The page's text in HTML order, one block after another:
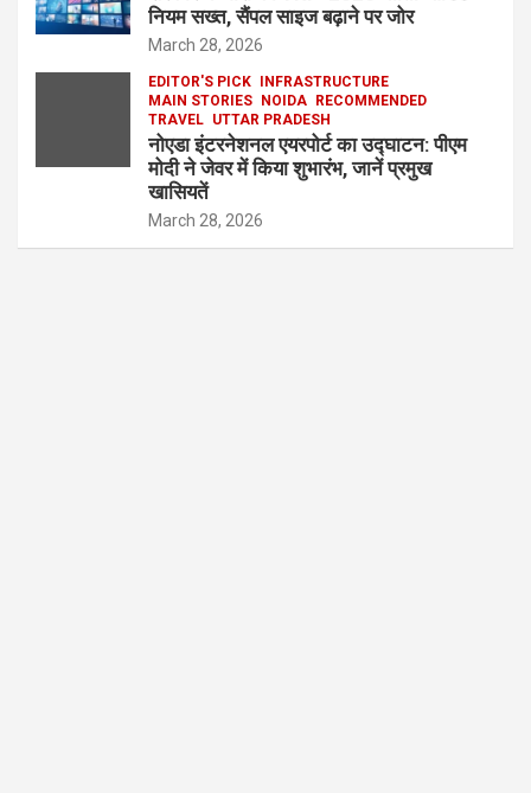
नियम सख्त, सैंपल साइज बढ़ाने पर जोर
March 28, 2026
EDITOR'S PICK INFRASTRUCTURE
MAIN STORIES NOIDA RECOMMENDED
TRAVEL UTTAR PRADESH
नोएडा इंटरनेशनल एयरपोर्ट का उद्घाटन: पीएम
मोदी ने जेवर में किया शुभारंभ, जानें प्रमुख
खासियतें
March 28, 2026